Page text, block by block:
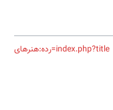
index.php?title=رده:هنرهای